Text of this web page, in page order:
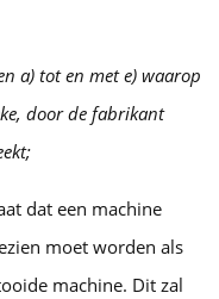
a) tot en met e) waarop
door de fabrikant
dat een machine
moet worden als
machine. Dit zal